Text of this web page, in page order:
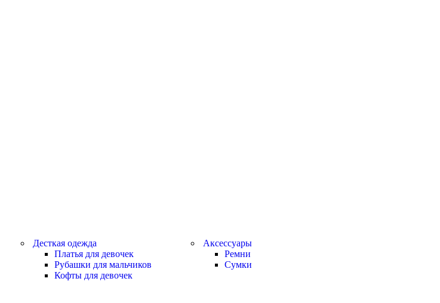
Десткая одежда
Платья для девочек
Рубашки для мальчиков
Кофты для девочек
Аксессуары
Ремни
Сумки